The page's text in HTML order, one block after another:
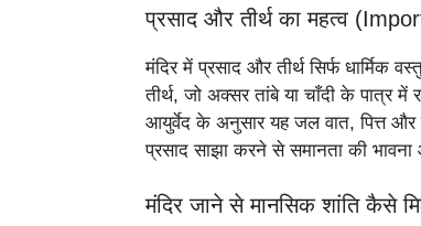
प्रसाद और तीर्थ का महत्व
मंदिर में प्रसाद और तीर्थ सिर्फ धार्मिक
तीर्थ, जो अक्सर तांबे या चाँदी के पात्र
आयुर्वेद के अनुसार यह जल वात, पित्त
प्रसाद साझा करने से समानता की
मंदिर जाने से मानसिक शांति कैसे